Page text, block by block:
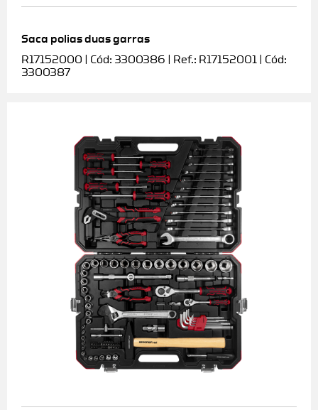
Saca polias duas garras
R17152000 | Cód: 3300386 | Ref.: R17152001 | Cód:
3300387